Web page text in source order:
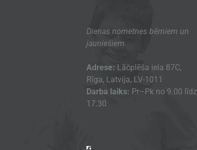
Dienas nometnes bērniem un
jauniešiem
Adrese: Lāčplēša iela 87C,
Rīga, Latvija, LV-1011
Darba laiks: Pr–Pk no 9.00 līdz
17.30